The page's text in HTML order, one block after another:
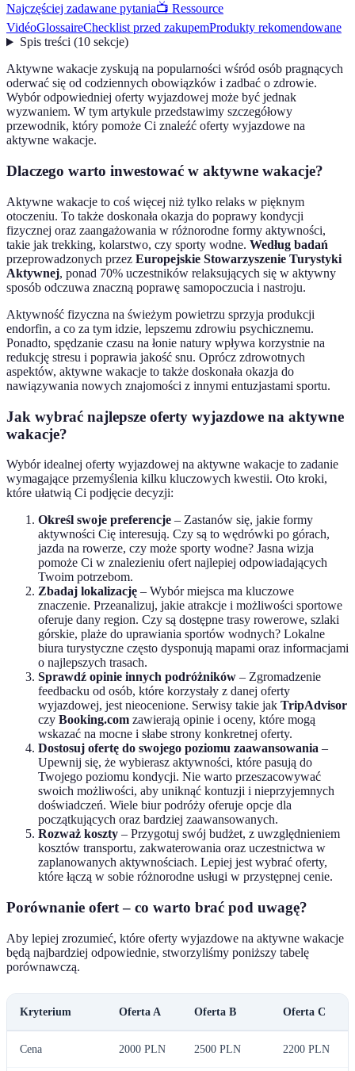
Najczęściej zadawane pytania📺 Ressource
VidéoGlossaireChecklist przed zakupemProdukty rekomendowane
Spis treści(10 sekcje)
Aktywne wakacje zyskują na popularności wśród osób pragnących
oderwać się od codziennych obowiązków i zadbać o zdrowie.
Wybór odpowiedniej oferty wyjazdowej może być jednak
wyzwaniem. W tym artykule przedstawimy szczegółowy
przewodnik, który pomoże Ci znaleźć oferty wyjazdowe na
aktywne wakacje.
Dlaczego warto inwestować w aktywne wakacje?
Aktywne wakacje to coś więcej niż tylko relaks w pięknym
otoczeniu. To także doskonała okazja do poprawy kondycji
fizycznej oraz zaangażowania w różnorodne formy aktywności,
takie jak trekking, kolarstwo, czy sporty wodne. Według badań
przeprowadzonych przez Europejskie Stowarzyszenie Turystyki
Aktywnej, ponad 70% uczestników relaksujących się w aktywny
sposób odczuwa znaczną poprawę samopoczucia i nastroju.
Aktywność fizyczna na świeżym powietrzu sprzyja produkcji
endorfin, a co za tym idzie, lepszemu zdrowiu psychicznemu.
Ponadto, spędzanie czasu na łonie natury wpływa korzystnie na
redukcję stresu i poprawia jakość snu. Oprócz zdrowotnych
aspektów, aktywne wakacje to także doskonała okazja do
nawiązywania nowych znajomości z innymi entuzjastami sportu.
Jak wybrać najlepsze oferty wyjazdowe na aktywne
wakacje?
Wybór idealnej oferty wyjazdowej na aktywne wakacje to zadanie
wymagające przemyślenia kilku kluczowych kwestii. Oto kroki,
które ułatwią Ci podjęcie decyzji:
Określ swoje preferencje – Zastanów się, jakie formy
aktywności Cię interesują. Czy są to wędrówki po górach,
jazda na rowerze, czy może sporty wodne? Jasna wizja
pomoże Ci w znalezieniu ofert najlepiej odpowiadających
Twoim potrzebom.
Zbadaj lokalizację – Wybór miejsca ma kluczowe
znaczenie. Przeanalizuj, jakie atrakcje i możliwości sportowe
oferuje dany region. Czy są dostępne trasy rowerowe, szlaki
górskie, plaże do uprawiania sportów wodnych? Lokalne
biura turystyczne często dysponują mapami oraz informacjami
o najlepszych trasach.
Sprawdź opinie innych podróżników – Zgromadzenie
feedbacku od osób, które korzystały z danej oferty
wyjazdowej, jest nieocenione. Serwisy takie jak TripAdvisor
czy Booking.com zawierają opinie i oceny, które mogą
wskazać na mocne i słabe strony konkretnej oferty.
Dostosuj ofertę do swojego poziomu zaawansowania –
Upewnij się, że wybierasz aktywności, które pasują do
Twojego poziomu kondycji. Nie warto przeszacowywać
swoich możliwości, aby uniknąć kontuzji i nieprzyjemnych
doświadczeń. Wiele biur podróży oferuje opcje dla
początkujących oraz bardziej zaawansowanych.
Rozważ koszty – Przygotuj swój budżet, z uwzględnieniem
kosztów transportu, zakwaterowania oraz uczestnictwa w
zaplanowanych aktywnościach. Lepiej jest wybrać oferty,
które łączą w sobie różnorodne usługi w przystępnej cenie.
Porównanie ofert – co warto brać pod uwagę?
Aby lepiej zrozumieć, które oferty wyjazdowe na aktywne wakacje
będą najbardziej odpowiednie, stworzyliśmy poniższy tabelę
porównawczą.
Kryterium Oferta A Oferta B Oferta C
Cena 2000 PLN 2500 PLN 2200 PLN